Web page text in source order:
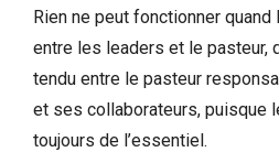
Rien ne peut fonctionner
entre les leaders et le pasteur,
tendu entre le pasteur
et ses collaborateurs, puisque
toujours de l’essentiel.